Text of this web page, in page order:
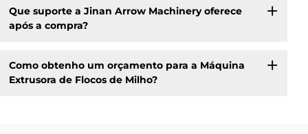
Que suporte a Jinan Arrow Machinery oferece
após a compra?
Como obtenho um orçamento para a Máquina
Extrusora de Flocos de Milho?